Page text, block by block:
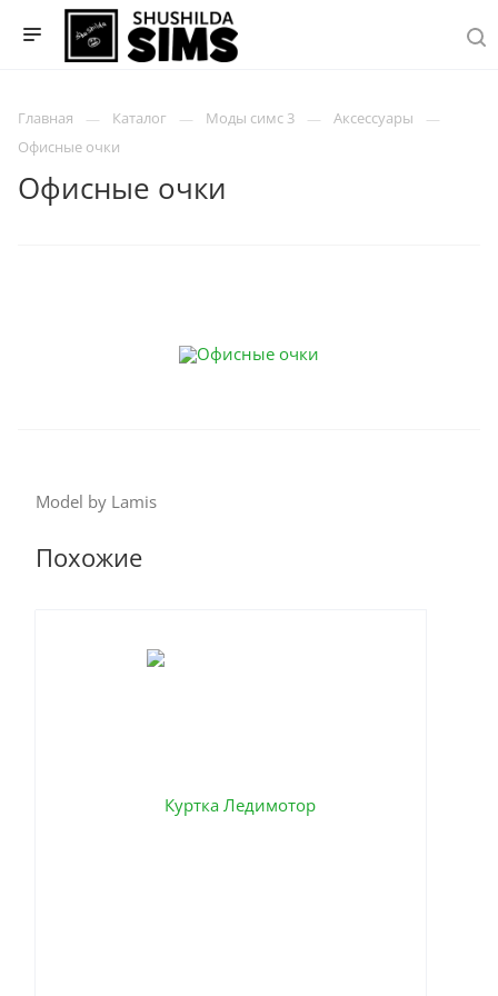
Главная Каталог Моды симс 3
Аксессуары
Офисные очки
Офисные очки
Model by Lamis
Похожие